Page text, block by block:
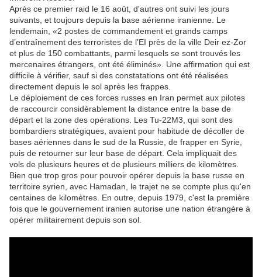
Après ce premier raid le 16 août, d'autres ont suivi les jours
suivants, et toujours depuis la base aérienne iranienne. Le
lendemain, «2 postes de commandement et grands camps
d’entraînement des terroristes de l’EI près de la ville Deir ez-Zor
et plus de 150 combattants, parmi lesquels se sont trouvés les
mercenaires étrangers, ont été éliminés». Une affirmation qui est
difficile à vérifier, sauf si des constatations ont été réalisées
directement depuis le sol après les frappes.
Le déploiement de ces forces russes en Iran permet aux pilotes
de raccourcir considérablement la distance entre la base de
départ et la zone des opérations. Les Tu-22M3, qui sont des
bombardiers stratégiques, avaient pour habitude de décoller de
bases aériennes dans le sud de la Russie, de frapper en Syrie,
puis de retourner sur leur base de départ. Cela impliquait des
vols de plusieurs heures et de plusieurs milliers de kilomètres.
Bien que trop gros pour pouvoir opérer depuis la base russe en
territoire syrien, avec Hamadan, le trajet ne se compte plus qu'en
centaines de kilomètres. En outre, depuis 1979, c'est la première
fois que le gouvernement iranien autorise une nation étrangère à
opérer militairement depuis son sol.